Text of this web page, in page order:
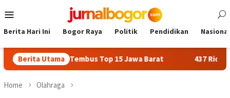
to
Menu
Berita Hari Ini Bogor Raya Politik Pendidikan Nasional
Berita Utama
Tembus Top 15 Jawa Barat 437 Rider dari 18
Home Olahraga